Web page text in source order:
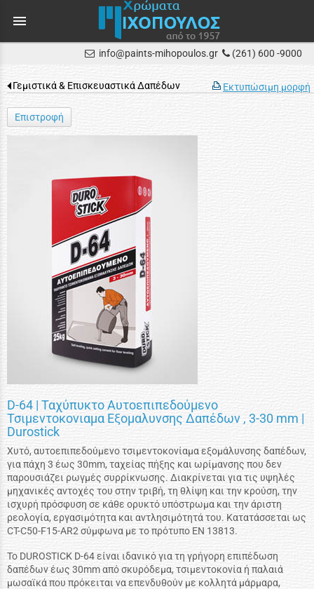
menu
info@paints-mihopoulos.gr (261) 600 -9000
Εκτυπώσιμη μορφή
Γεμιστικά & Επισκευαστικά Δαπέδων
Επιστροφή
D-64 | Ταχύπυκτο Αυτοεπιπεδούμενο
Τσιμεντοκονιαμα Eξομαλυνσης Δαπέδων , 3-30 mm |
Durostick
Χυτό, αυτοεπιπεδούμενο τσιμεντοκονίαμα εξομάλυνσης δαπέδων,
για πάχη 3 έως 30mm, ταχείας πήξης και ωρίμανσης που δεν
παρουσιάζει ρωγμές συρρίκνωσης. Διακρίνεται για τις υψηλές
μηχανικές αντοχές του στην τριβή, τη θλίψη και την κρούση, την
ισχυρή πρόσφυση σε κάθε ορυκτό υπόστρωμα και την άριστη
ρεολογία, εργασιμότητα και αντλησιμότητά του. Κατατάσσεται ως
CT-C50-F15-AR2 σύμφωνα με το πρότυπο ΕΝ 13813.
Το DUROSTICK D-64 είναι ιδανικό για τη γρήγορη επιπέδωση
δαπέδων έως 30mm από σκυρόδεμα, τσιμεντοκονία ή παλαιά
μωσαϊκά που πρόκειται να επενδυθούν με κολλητά μάρμαρα,